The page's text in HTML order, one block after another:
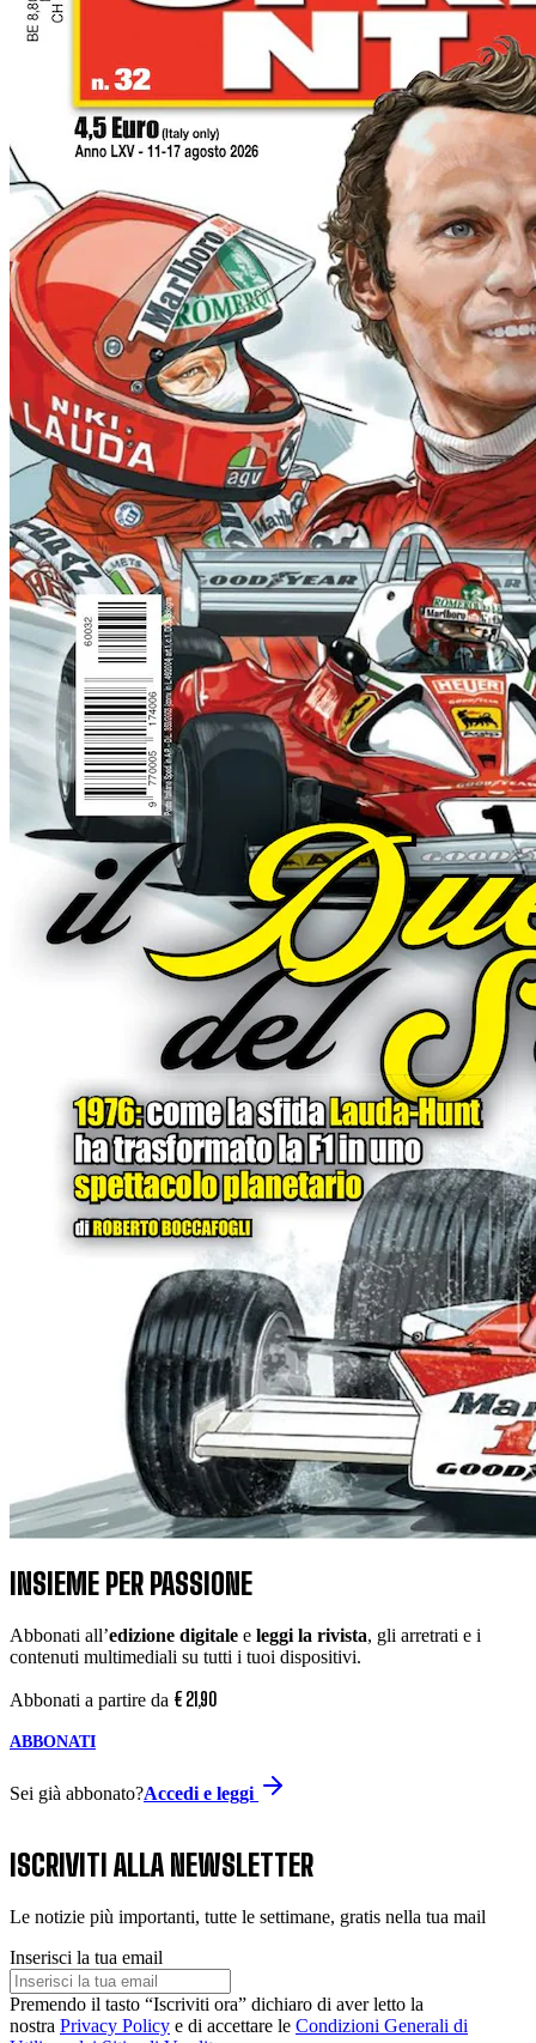
INSIEME PER PASSIONE
Abbonati all’edizione digitale e leggi la rivista, gli arretrati e i
contenuti multimediali su tutti i tuoi dispositivi.
Abbonati a partire da € 21,90
ABBONATI
Sei già abbonato?Accedi e leggi
ISCRIVITI ALLA NEWSLETTER
Le notizie più importanti, tutte le settimane, gratis nella tua mail
Inserisci la tua email
Premendo il tasto “Iscriviti ora” dichiaro di aver letto la
nostra Privacy Policy e di accettare le Condizioni Generali di